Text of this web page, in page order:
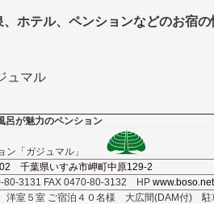
、ホテル、ペンションなどのお宿
ュマル
呂が魅力のペンション
ン「ガジュマル」
千葉県いすみ市岬町中原129-2
80-3131 FAX 0470-80-3132 HP
洋室５室 ご宿泊４０名様 大広間(DAM付) 駐